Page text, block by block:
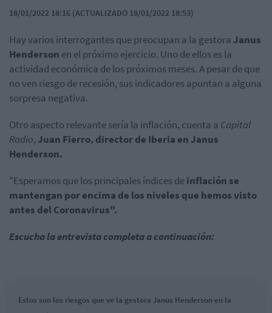
18/01/2022 18:16 (ACTUALIZADO 18/01/2022 18:53)
Hay varios interrogantes que preocupan a la gestora Janus
Henderson en el próximo ejercicio. Uno de ellos es la
actividad económica de los próximos meses. A pesar de que
no ven riesgo de recesión, sus indicadores apuntan a alguna
sorpresa negativa.
Otro aspecto relevante sería la inflación, cuenta a Capital
Radio, Juan Fierro, director de Iberia en Janus
Henderson.
"Esperamos que los principales índices deinflación se
mantengan por encima de los niveles que hemos visto
antes del Coronavirus".
Escucha la entrevista completa a continuación:
Estos son los riesgos que ve la gestora Janus Henderson en la